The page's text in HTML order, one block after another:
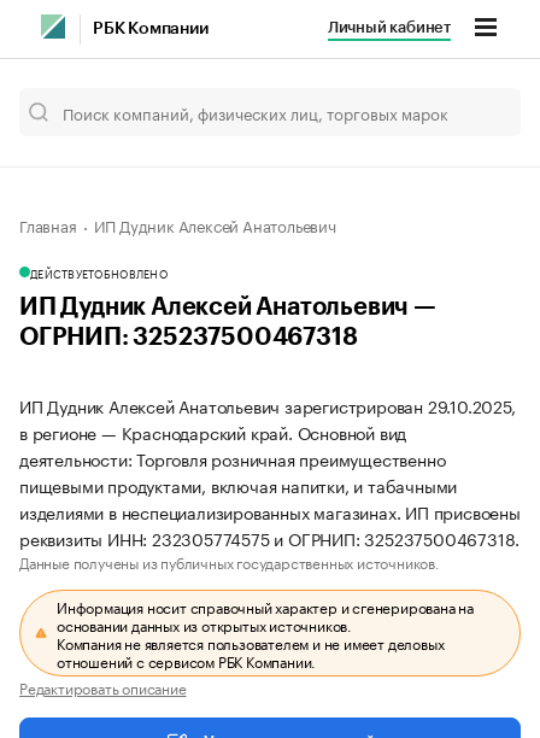
РБК Компании Личный кабинет
Главная ИП Дудник Алексей Анатольевич
ДЕЙСТВУЕТОБНОВЛЕНО
ИП Дудник Алексей Анатольевич —
ОГРНИП: 325237500467318
ИП Дудник Алексей Анатольевич зарегистрирован 29.10.2025,
в регионе — Краснодарский край. Основной вид
деятельности: Торговля розничная преимущественно
пищевыми продуктами, включая напитки, и табачными
изделиями в неспециализированных магазинах. ИП присвоены
реквизиты ИНН: 232305774575 и ОГРНИП: 325237500467318.
Данные получены из публичных государственных источников.
Информация носит справочный характер и сгенерирована на
основании данных из открытых источников.
Компания не является пользователем и не имеет деловых
отношений с сервисом РБК Компании.
Редактировать описание